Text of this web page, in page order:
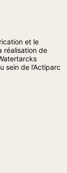
et le
réalisation de
sein de l’Actiparc